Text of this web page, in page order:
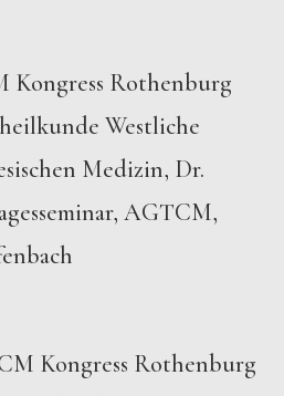
Rothenburg
Westliche
Medizin, Dr.
AGTCM,
Kongress Rothenburg